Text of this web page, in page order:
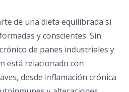
de una dieta equilibrada si
y conscientes. Sin
de panes industriales y
está relacionado con
desde inflamación crónica